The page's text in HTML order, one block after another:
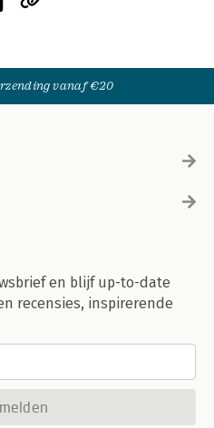
vanaf €20
en blijf up-to-date
recensies, inspirerende